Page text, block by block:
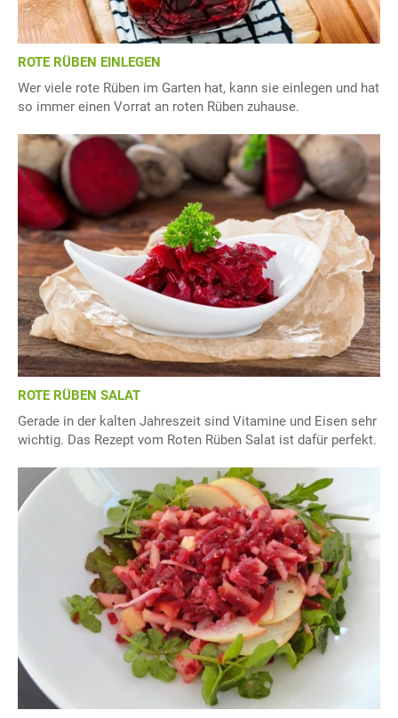
ROTE RÜBEN EINLEGEN
Wer viele rote Rüben im Garten hat, kann sie einlegen und hat
so immer einen Vorrat an roten Rüben zuhause.
ROTE RÜBEN SALAT
Gerade in der kalten Jahreszeit sind Vitamine und Eisen sehr
wichtig. Das Rezept vom Roten Rüben Salat ist dafür perfekt.